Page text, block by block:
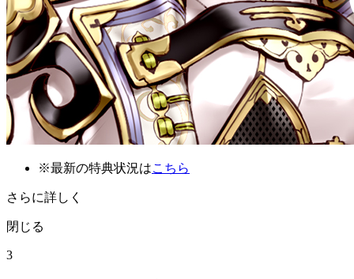
※最新の特典状況はこちら
さらに詳しく
閉じる
3